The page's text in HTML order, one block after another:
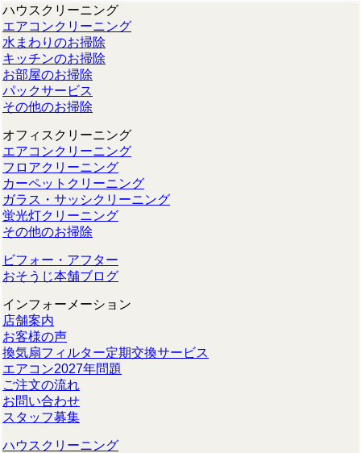
ハウスクリーニング
エアコンクリーニング
水まわりのお掃除
キッチンのお掃除
お部屋のお掃除
パックサービス
その他のお掃除
オフィスクリーニング
エアコンクリーニング
フロアクリーニング
カーペットクリーニング
ガラス・サッシクリーニング
蛍光灯クリーニング
その他のお掃除
ビフォー・アフター
おそうじ本舗ブログ
インフォーメーション
店舗案内
お客様の声
換気扇フィルター定期交換サービス
エアコン2027年問題
ご注文の流れ
お問い合わせ
スタッフ募集
ハウスクリーニング